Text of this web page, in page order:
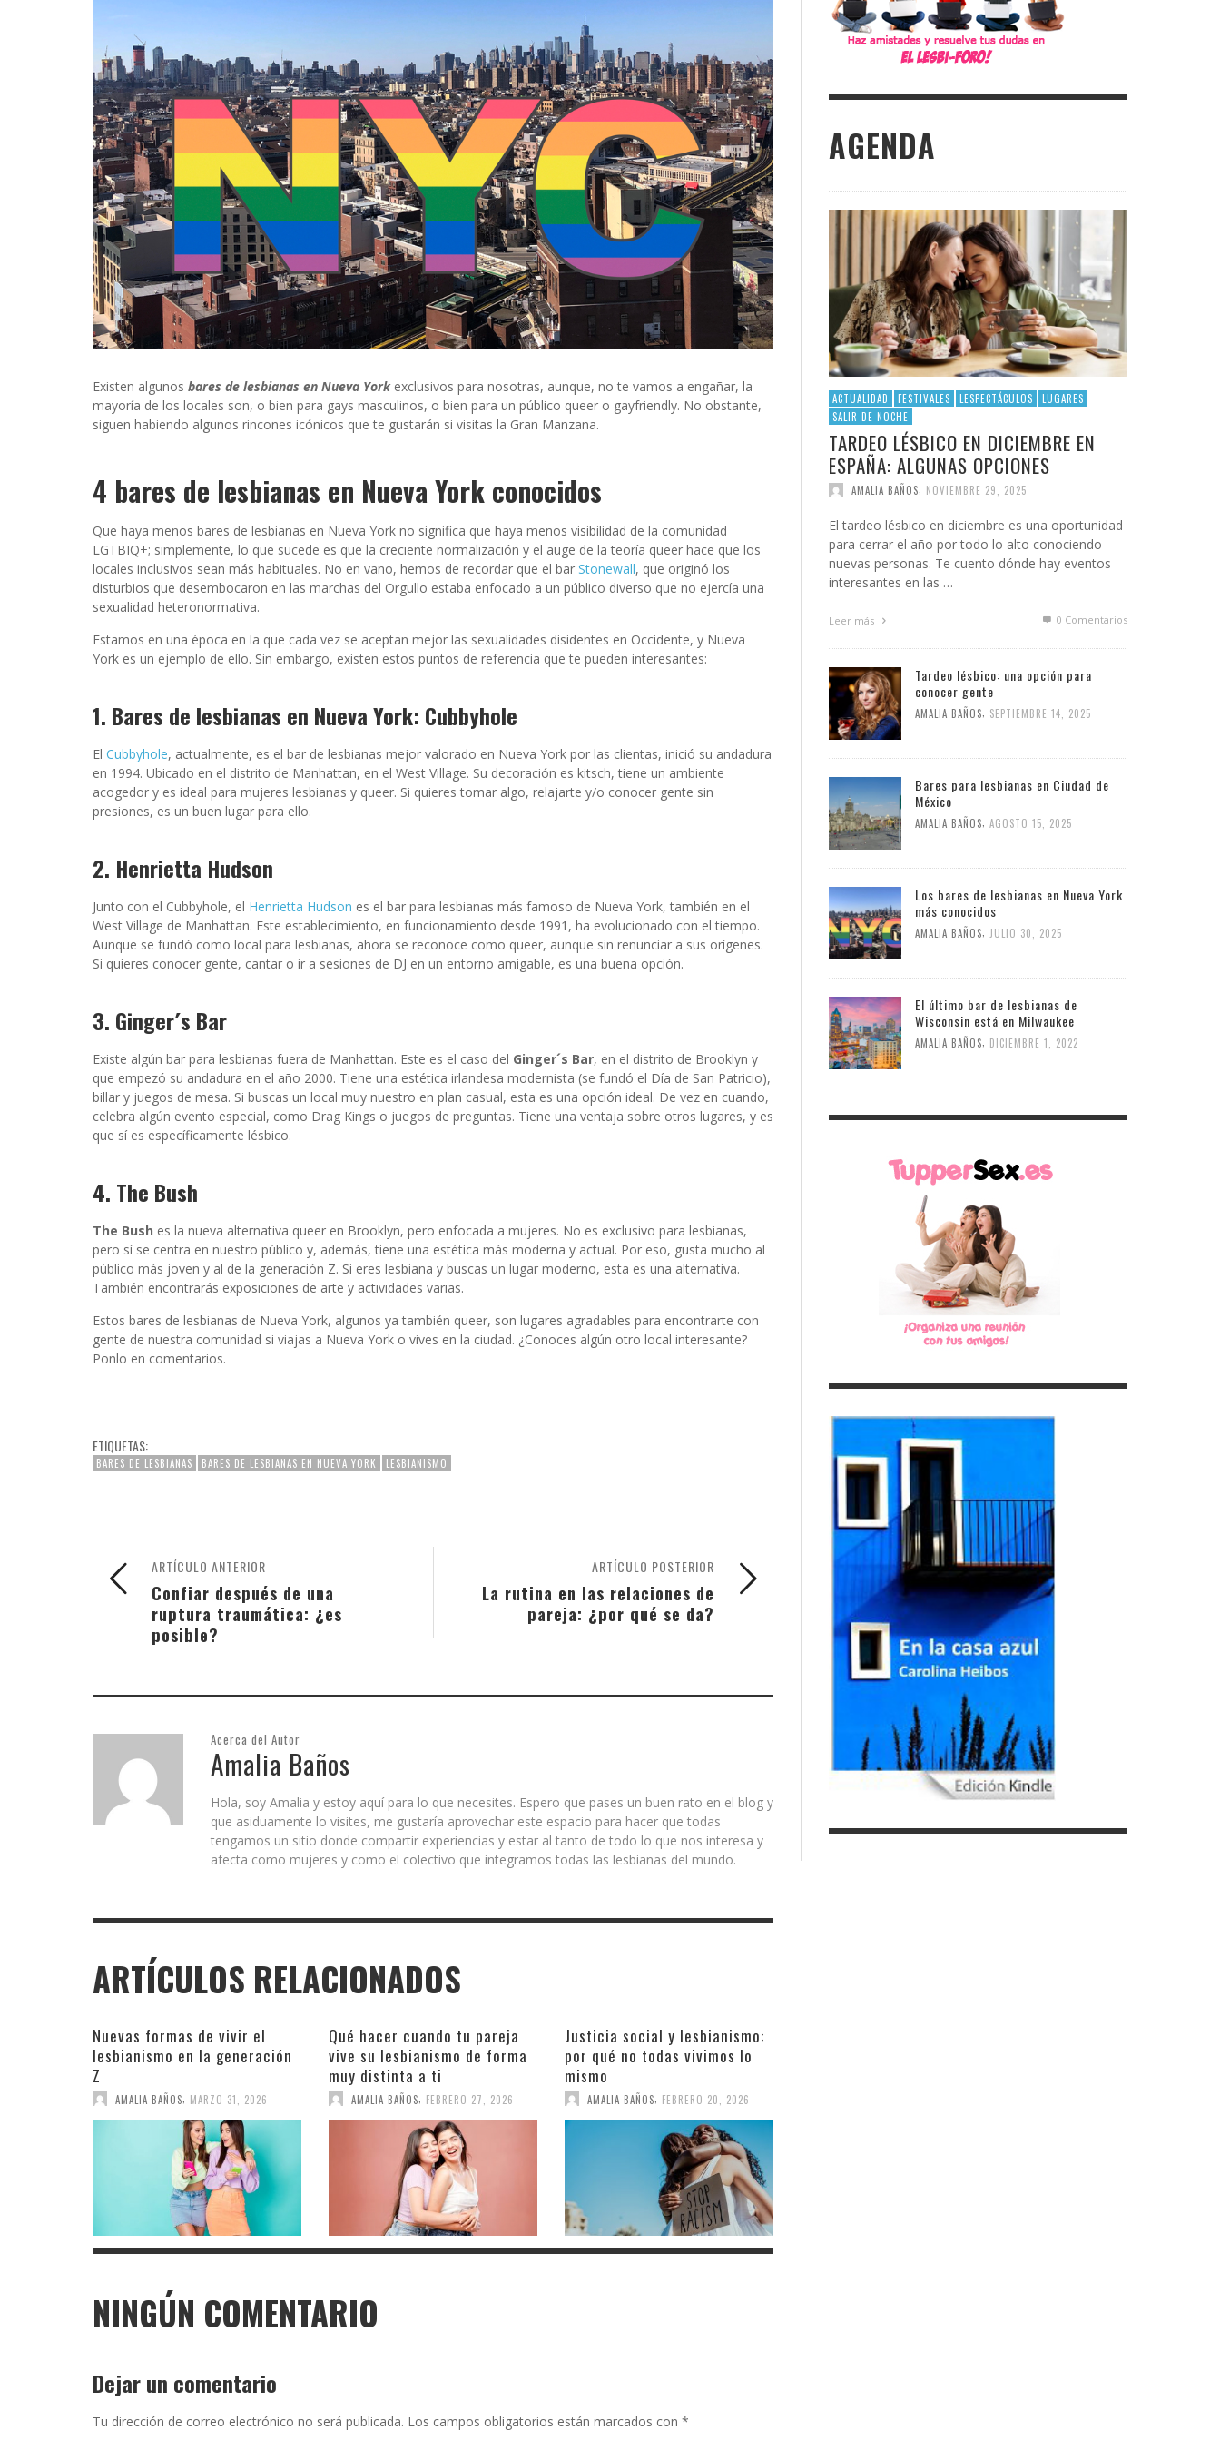
INFIELES
Existen algunos bares de lesbianas en Nueva York exclusivos para nosotras, aunque, no te vamos a engañar, la
mayoría de los locales son, o bien para gays masculinos, o bien para un público queer o gayfriendly. No obstante,
siguen habiendo algunos rincones icónicos que te gustarán si visitas la Gran Manzana.
4 bares de lesbianas en Nueva York conocidos
Que haya menos bares de lesbianas en Nueva York no significa que haya menos visibilidad de la comunidad
LGTBIQ+; simplemente, lo que sucede es que la creciente normalización y el auge de la teoría queer hace que los
locales inclusivos sean más habituales. No en vano, hemos de recordar que el bar Stonewall, que originó los
disturbios que desembocaron en las marchas del Orgullo estaba enfocado a un público diverso que no ejercía una
sexualidad heteronormativa.
Estamos en una época en la que cada vez se aceptan mejor las sexualidades disidentes en Occidente, y Nueva
York es un ejemplo de ello. Sin embargo, existen estos puntos de referencia que te pueden interesantes:
1. Bares de lesbianas en Nueva York: Cubbyhole
El Cubbyhole, actualmente, es el bar de lesbianas mejor valorado en Nueva York por las clientas, inició su andadura
en 1994. Ubicado en el distrito de Manhattan, en el West Village. Su decoración es kitsch, tiene un ambiente
acogedor y es ideal para mujeres lesbianas y queer. Si quieres tomar algo, relajarte y/o conocer gente sin
presiones, es un buen lugar para ello.
2. Henrietta Hudson
Junto con el Cubbyhole, el Henrietta Hudson es el bar para lesbianas más famoso de Nueva York, también en el
West Village de Manhattan. Este establecimiento, en funcionamiento desde 1991, ha evolucionado con el tiempo.
Aunque se fundó como local para lesbianas, ahora se reconoce como queer, aunque sin renunciar a sus orígenes.
Si quieres conocer gente, cantar o ir a sesiones de DJ en un entorno amigable, es una buena opción.
3. Ginger´s Bar
Existe algún bar para lesbianas fuera de Manhattan. Este es el caso del Ginger´s Bar, en el distrito de Brooklyn y
que empezó su andadura en el año 2000. Tiene una estética irlandesa modernista (se fundó el Día de San Patricio),
billar y juegos de mesa. Si buscas un local muy nuestro en plan casual, esta es una opción ideal. De vez en cuando,
celebra algún evento especial, como Drag Kings o juegos de preguntas. Tiene una ventaja sobre otros lugares, y es
que sí es específicamente lésbico.
4. The Bush
The Bush es la nueva alternativa queer en Brooklyn, pero enfocada a mujeres. No es exclusivo para lesbianas,
pero sí se centra en nuestro público y, además, tiene una estética más moderna y actual. Por eso, gusta mucho al
público más joven y al de la generación Z. Si eres lesbiana y buscas un lugar moderno, esta es una alternativa.
También encontrarás exposiciones de arte y actividades varias.
Estos bares de lesbianas de Nueva York, algunos ya también queer, son lugares agradables para encontrarte con
gente de nuestra comunidad si viajas a Nueva York o vives en la ciudad. ¿Conoces algún otro local interesante?
Ponlo en comentarios.
ETIQUETAS:
BARES DE LESBIANAS BARES DE LESBIANAS EN NUEVA YORK LESBIANISMO
ARTÍCULO POSTERIOR
La rutina en las relaciones de
pareja: ¿por qué se da?
ARTÍCULO ANTERIOR
Confiar después de una
ruptura traumática: ¿es
posible?
Acerca del Autor
Amalia Baños
Hola, soy Amalia y estoy aquí para lo que necesites. Espero que pases un buen rato en el blog y
que asiduamente lo visites, me gustaría aprovechar este espacio para hacer que todas
tengamos un sitio donde compartir experiencias y estar al tanto de todo lo que nos interesa y
afecta como mujeres y como el colectivo que integramos todas las lesbianas del mundo.
ARTÍCULOS RELACIONADOS
Nuevas formas de vivir el
lesbianismo en la generación
Z
AMALIA BAÑOS MARZO 31, 2026
Qué hacer cuando tu pareja
vive su lesbianismo de forma
muy distinta a ti
AMALIA BAÑOS FEBRERO 27, 2026
Justicia social y lesbianismo:
por qué no todas vivimos lo
mismo
AMALIA BAÑOS FEBRERO 20, 2026
NINGÚN COMENTARIO
Dejar un comentario
Tu dirección de correo electrónico no será publicada. Los campos obligatorios están marcados con *
AGENDA
ACTUALIDAD FESTIVALES LESPECTÁCULOS
LUGARES
SALIR DE NOCHE
TARDEO LÉSBICO EN DICIEMBRE EN
ESPAÑA: ALGUNAS OPCIONES
AMALIA BAÑOS, NOVIEMBRE 29, 2025
El tardeo lésbico en diciembre es una oportunidad
para cerrar el año por todo lo alto conociendo
nuevas personas. Te cuento dónde hay eventos
interesantes en las …
Leer más 0 Comentarios
Tardeo lésbico: una opción para
conocer gente
AMALIA BAÑOS SEPTIEMBRE 14, 2025
Bares para lesbianas en Ciudad de
México
AMALIA BAÑOS AGOSTO 15, 2025
Los bares de lesbianas en Nueva York
más conocidos
AMALIA BAÑOS JULIO 30, 2025
El último bar de lesbianas de
Wisconsin está en Milwaukee
AMALIA BAÑOS DICIEMBRE 1, 2022